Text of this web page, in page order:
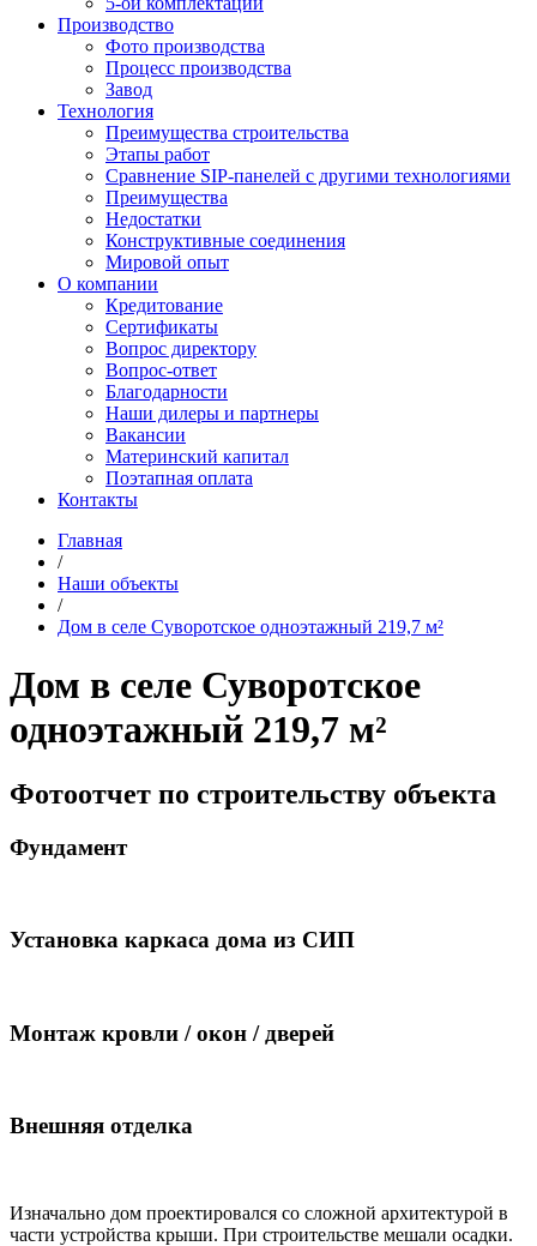
Производство
Фото производства
Процесс производства
Завод
Технология
Преимущества строительства
Этапы работ
Сравнение SIP-панелей с другими технологиями
Преимущества
Недостатки
Конструктивные соединения
Мировой опыт
О компании
Кредитование
Сертификаты
Вопрос директору
Вопрос-ответ
Благодарности
Наши дилеры и партнеры
Вакансии
Материнский капитал
Поэтапная оплата
Контакты
Главная
/
Наши объекты
/
Дом в селе Суворотское одноэтажный 219,7 м²
Дом в селе Суворотское
одноэтажный 219,7 м²
Фотоотчет по строительству объекта
Фундамент
Установка каркаса дома из СИП
Монтаж кровли / окон / дверей
Внешняя отделка
Изначально дом проектировался со сложной архитектурой в
части устройства крыши. При строительстве мешали осадки.